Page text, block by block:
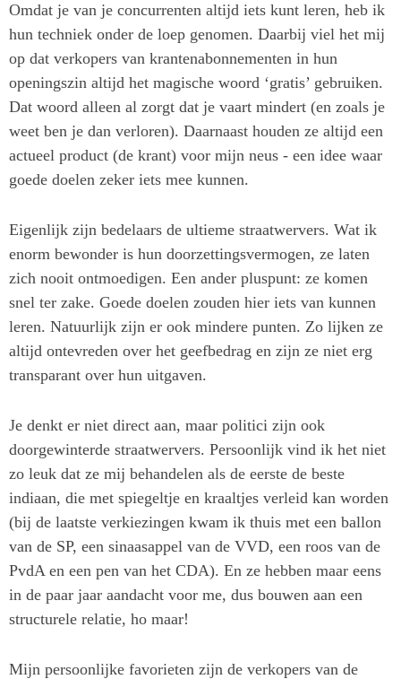
Omdat je van je concurrenten altijd iets kunt leren, heb ik
hun techniek onder de loep genomen. Daarbij viel het mij
op dat verkopers van krantenabonnementen in hun
openingszin altijd het magische woord ‘gratis’ gebruiken.
Dat woord alleen al zorgt dat je vaart mindert (en zoals je
weet ben je dan verloren). Daarnaast houden ze altijd een
actueel product (de krant) voor mijn neus - een idee waar
goede doelen zeker iets mee kunnen.
Eigenlijk zijn bedelaars de ultieme straatwervers. Wat ik
enorm bewonder is hun doorzettingsvermogen, ze laten
zich nooit ontmoedigen. Een ander pluspunt: ze komen
snel ter zake. Goede doelen zouden hier iets van kunnen
leren. Natuurlijk zijn er ook mindere punten. Zo lijken ze
altijd ontevreden over het geefbedrag en zijn ze niet erg
transparant over hun uitgaven.
Je denkt er niet direct aan, maar politici zijn ook
doorgewinterde straatwervers. Persoonlijk vind ik het niet
zo leuk dat ze mij behandelen als de eerste de beste
indiaan, die met spiegeltje en kraaltjes verleid kan worden
(bij de laatste verkiezingen kwam ik thuis met een ballon
van de SP, een sinaasappel van de VVD, een roos van de
PvdA en een pen van het CDA). En ze hebben maar eens
in de paar jaar aandacht voor me, dus bouwen aan een
structurele relatie, ho maar!
Mijn persoonlijke favorieten zijn de verkopers van de